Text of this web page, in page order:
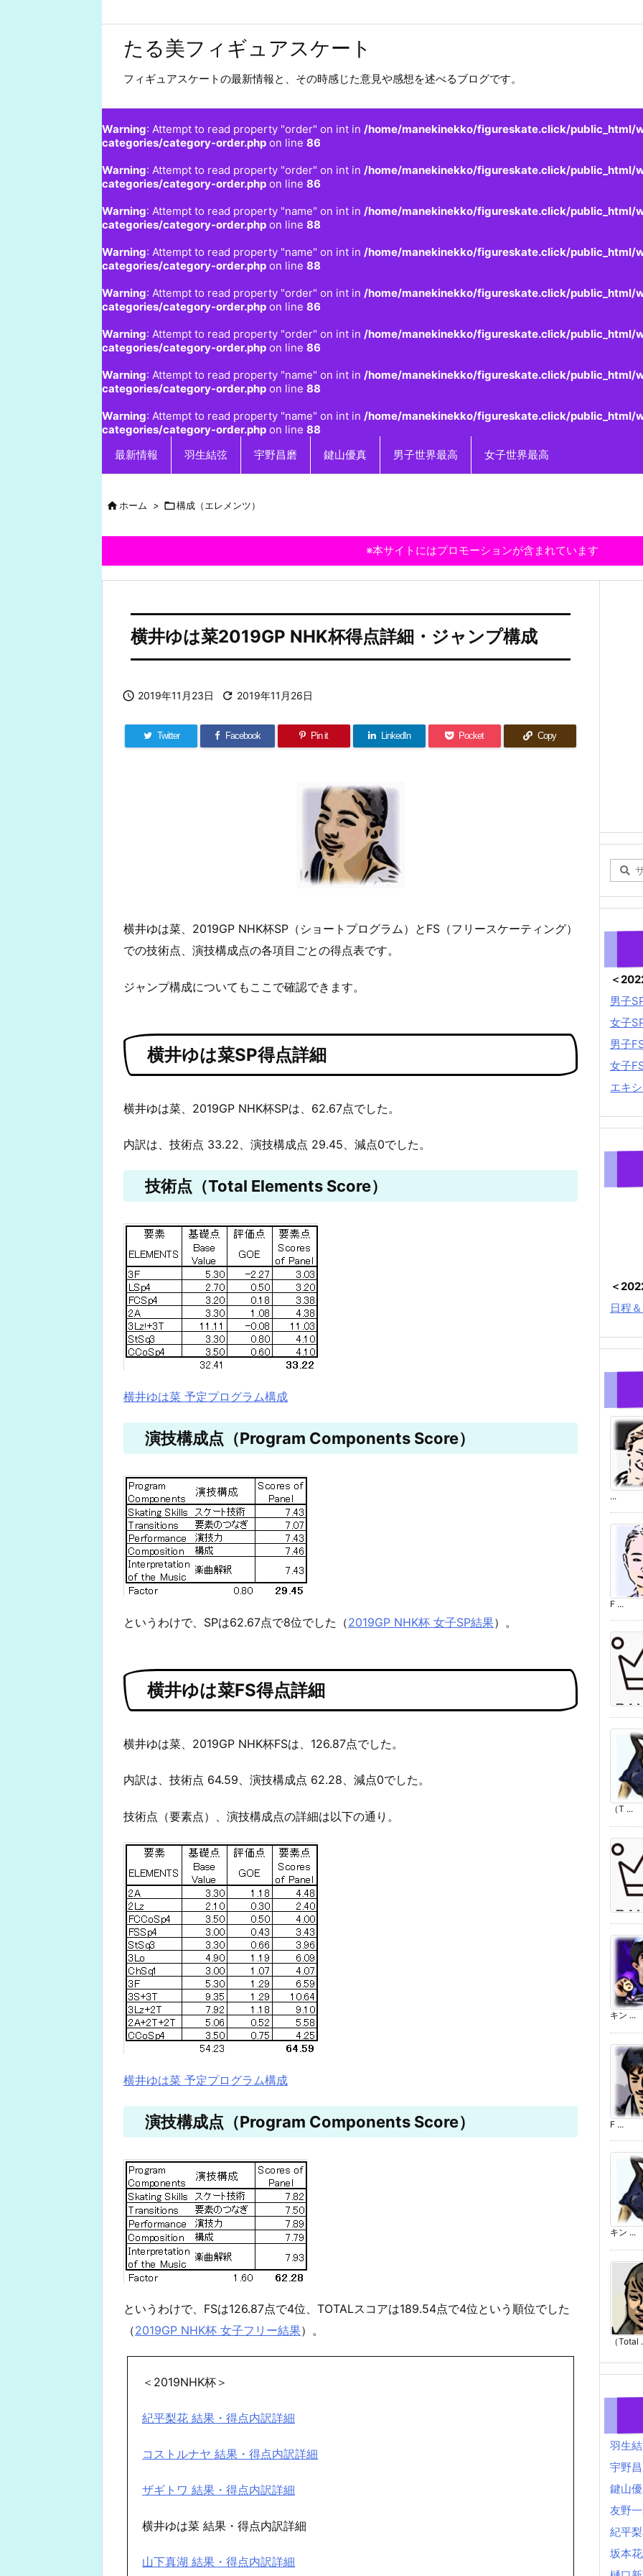
たる美フィギュアスケート
フィギュアスケートの最新情報と、その時感じた意見や感想を述べるブログです。
Warning: Attempt to read property "order" on int in /home/manekinekko/figureskate.click/public_html/
categories/category-order.php on line 86
Warning: Attempt to read property "order" on int in /home/manekinekko/figureskate.click/public_html/
categories/category-order.php on line 86
Warning: Attempt to read property "name" on int in /home/manekinekko/figureskate.click/public_html/
categories/category-order.php on line 88
Warning: Attempt to read property "name" on int in /home/manekinekko/figureskate.click/public_html/
categories/category-order.php on line 88
Warning: Attempt to read property "order" on int in /home/manekinekko/figureskate.click/public_html/
categories/category-order.php on line 86
Warning: Attempt to read property "order" on int in /home/manekinekko/figureskate.click/public_html/
categories/category-order.php on line 86
Warning: Attempt to read property "name" on int in /home/manekinekko/figureskate.click/public_html/
categories/category-order.php on line 88
Warning: Attempt to read property "name" on int in /home/manekinekko/figureskate.click/public_html/
categories/category-order.php on line 88
最新情報
羽生結弦 宇野昌磨 鍵山優真 男子世界最高 女子世界最高
ホーム > 構成（エレメンツ）
※本サイトにはプロモーションが含まれています
横井ゆは菜2019GP NHK杯得点詳細・ジャンプ構成
 2019年11月23日  2019年11月26日
Twitter Facebook Pin it LinkedIn Pocket Copy
横井ゆは菜、2019GP NHK杯SP（ショートプログラム）とFS（フリースケーティング）
での技術点、演技構成点の各項目ごとの得点表です。
ジャンプ構成についてもここで確認できます。
横井ゆは菜SP得点詳細
横井ゆは菜、2019GP NHK杯SPは、62.67点でした。
内訳は、技術点 33.22、演技構成点 29.45、減点0でした。
技術点（Total Elements Score）
横井ゆは菜 予定プログラム構成
演技構成点（Program Components Score）
というわけで、SPは62.67点で8位でした（2019GP NHK杯 女子SP結果）。
横井ゆは菜FS得点詳細
横井ゆは菜、2019GP NHK杯FSは、126.87点でした。
内訳は、技術点 64.59、演技構成点 62.28、減点0でした。
技術点（要素点）、演技構成点の詳細は以下の通り。
横井ゆは菜 予定プログラム構成
演技構成点（Program Components Score）
というわけで、FSは126.87点で4位、TOTALスコアは189.54点で4位という順位でした
（2019GP NHK杯 女子フリー結果）。
＜2019NHK杯＞
紀平梨花 結果・得点内訳詳細
コストルナヤ 結果・得点内訳詳細
ザギトワ 結果・得点内訳詳細
横井ゆは菜 結果・得点内訳詳細
山下真湖 結果・得点内訳詳細
＜
男子
女子
男子
女子
エキ
＜
日程
...
F ...
（T ...
キン ...
F ...
キン ...
（Total
羽生
宇野
鍵山
友野
紀平
坂本